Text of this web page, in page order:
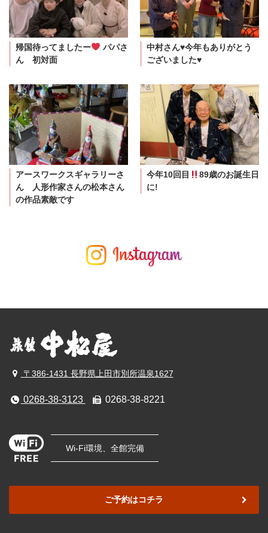
帰国待ってましたー
パパさ
ん 初対面
中村さん♥今年もありがとう
ございました♥
アースワークスギャラリーさ
ん 人形作家さんの松本さん
の作品素敵です
今年10回目
89歳のお誕生日
に!
〒386-1431 長野県上田市別所温泉1627
0268-38-3123 0268-38-8221
Wi-Fi環境、全館完備
ご予約はコチラ